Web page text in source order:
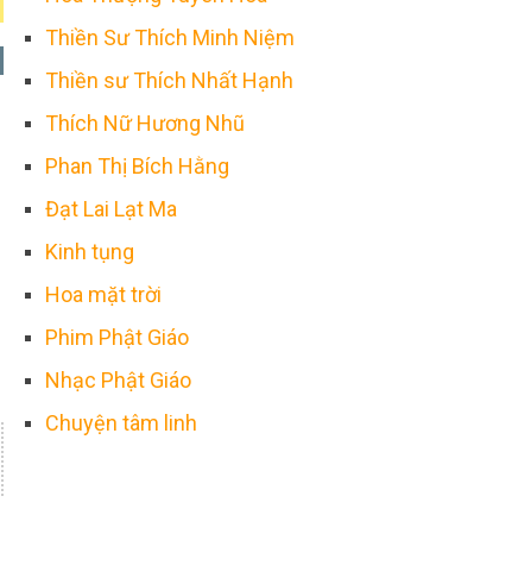
Thiền Sư Thích Minh Niệm
Thiền sư Thích Nhất Hạnh
Thích Nữ Hương Nhũ
Phan Thị Bích Hằng
Đạt Lai Lạt Ma
Kinh tụng
Hoa mặt trời
Phim Phật Giáo
Nhạc Phật Giáo
Chuyện tâm linh